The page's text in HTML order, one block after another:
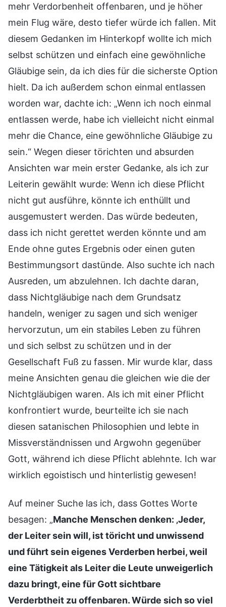
mehr Verdorbenheit offenbaren, und je höher
mein Flug wäre, desto tiefer würde ich fallen. Mit
diesem Gedanken im Hinterkopf wollte ich mich
selbst schützen und einfach eine gewöhnliche
Gläubige sein, da ich dies für die sicherste Option
hielt. Da ich außerdem schon einmal entlassen
worden war, dachte ich: „Wenn ich noch einmal
entlassen werde, habe ich vielleicht nicht einmal
mehr die Chance, eine gewöhnliche Gläubige zu
sein.“ Wegen dieser törichten und absurden
Ansichten war mein erster Gedanke, als ich zur
Leiterin gewählt wurde: Wenn ich diese Pflicht
nicht gut ausführe, könnte ich enthüllt und
ausgemustert werden. Das würde bedeuten,
dass ich nicht gerettet werden könnte und am
Ende ohne gutes Ergebnis oder einen guten
Bestimmungsort dastünde. Also suchte ich nach
Ausreden, um abzulehnen. Ich dachte daran,
dass Nichtgläubige nach dem Grundsatz
handeln, weniger zu sagen und sich weniger
hervorzutun, um ein stabiles Leben zu führen
und sich selbst zu schützen und in der
Gesellschaft Fuß zu fassen. Mir wurde klar, dass
meine Ansichten genau die gleichen wie die der
Nichtgläubigen waren. Als ich mit einer Pflicht
konfrontiert wurde, beurteilte ich sie nach
diesen satanischen Philosophien und lebte in
Missverständnissen und Argwohn gegenüber
Gott, während ich diese Pflicht ablehnte. Ich war
wirklich egoistisch und hinterlistig gewesen!
Auf meiner Suche las ich, dass Gottes Worte
besagen: „Manche Menschen denken: ‚Jeder,
der Leiter sein will, ist töricht und unwissend
und führt sein eigenes Verderben herbei, weil
eine Tätigkeit als Leiter die Leute unweigerlich
dazu bringt, eine für Gott sichtbare
Verderbtheit zu offenbaren. Würde sich so viel